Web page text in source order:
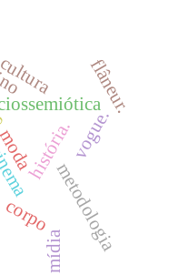
história.
metodologia
corpo
vogue.
mídia
flâneur.